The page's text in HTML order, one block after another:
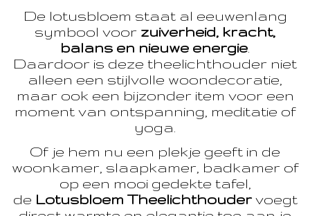
De lotusbloem staat al eeuwenlang
symbool voor zuiverheid, kracht,
balans en nieuwe energie
Daardoor is deze theelichthouder niet
alleen een stijlvolle woondecoratie,
maar ook een bijzonder item voor een
moment van ontspanning, meditatie of
yoga.
Of je hem nu een plekje geeft in de
woonkamer, slaapkamer, badkamer of
op een mooi gedekte tafel,
de Lotusbloem Theelichthoudervoegt